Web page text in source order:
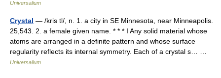
Universalium
Crystal — /kris tl/, n. 1. a city in SE Minnesota, near Minneapolis.
25,543. 2. a female given name. * * * I Any solid material whose
atoms are arranged in a definite pattern and whose surface
regularity reflects its internal symmetry. Each of a crystal s… …
Universalium